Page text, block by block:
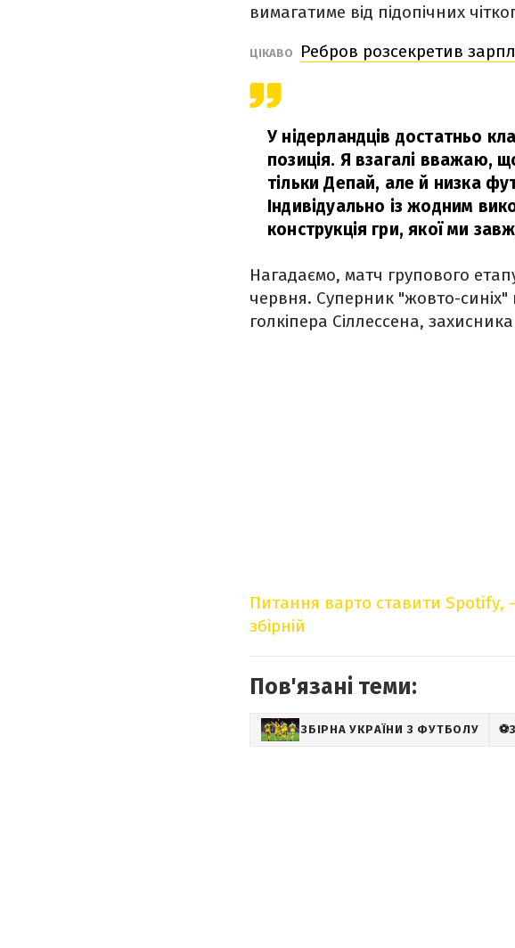
вимагатиме від підопічних
ЦІКАВО Ребров розсекретив
У нідерландців достатньо
позиція. Я взагалі вважаю,
тільки Депай, але й низка
Індивідуально із жодним
конструкція гри, якої ми
Нагадаємо, матч групового
червня. Суперник "жовто-
голкіпера Сіллессена,
Питання варто ставити Spotify,
збірній
Пов'язані теми:
ЗБІРНА УКРАЇНИ З ФУТБОЛУ